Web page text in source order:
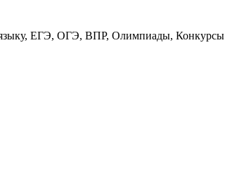
языку, ЕГЭ, ОГЭ, ВПР, Олимпиады, Конкурсы